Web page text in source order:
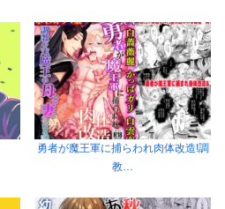
勇者が魔王軍に捕らわれ肉体改造!調
教…